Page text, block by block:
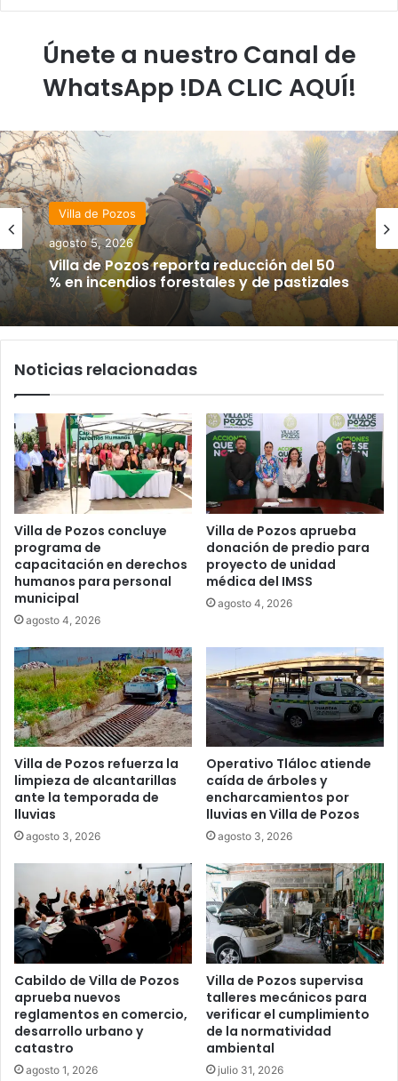
Únete a nuestro Canal de
WhatsApp !DA CLIC AQUÍ!
Villa de Pozos
agosto 5, 2026
Villa de Pozos reporta reducción del 50
% en incendios forestales y de pastizales
Noticias relacionadas
Villa de Pozos concluye
programa de
capacitación en derechos
humanos para personal
municipal
agosto 4, 2026
Villa de Pozos aprueba
donación de predio para
proyecto de unidad
médica del IMSS
agosto 4, 2026
Villa de Pozos refuerza la
limpieza de alcantarillas
ante la temporada de
lluvias
agosto 3, 2026
Operativo Tláloc atiende
caída de árboles y
encharcamientos por
lluvias en Villa de Pozos
agosto 3, 2026
Cabildo de Villa de Pozos
aprueba nuevos
reglamentos en comercio,
desarrollo urbano y
catastro
agosto 1, 2026
Villa de Pozos supervisa
talleres mecánicos para
verificar el cumplimiento
de la normatividad
ambiental
julio 31, 2026